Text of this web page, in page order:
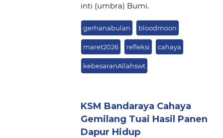
inti (umbra) Bumi.
gerhanabulan bloodmoon
maret2026 refleksi cahaya
kebesaranAllahswt
KSM Bandaraya Cahaya
Gemilang Tuai Hasil Panen
Dapur Hidup